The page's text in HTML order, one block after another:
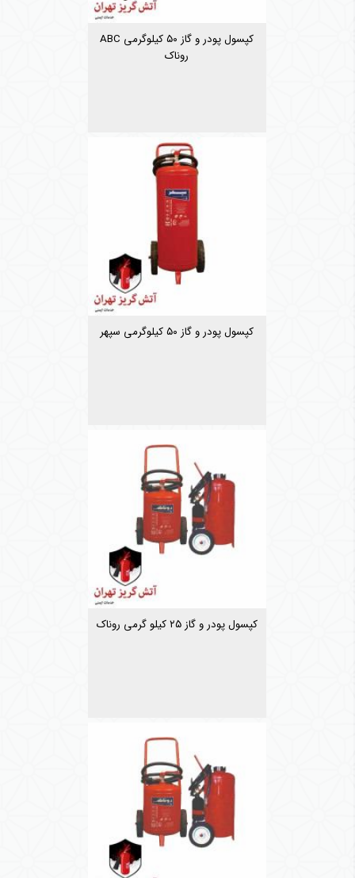
کپسول پودر و گاز ۵۰ کیلوگرمی ABC
روناک
کپسول پودر و گاز ۵۰ کیلوگرمی سپهر
کپسول پودر و گاز ۲۵ کیلو گرمی روناک